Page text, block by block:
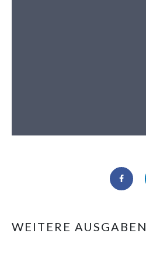
WEITERE AUSGABEN